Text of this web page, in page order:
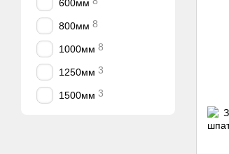
600мм
800мм 8
1000мм 8
1250мм 3
1500мм 3